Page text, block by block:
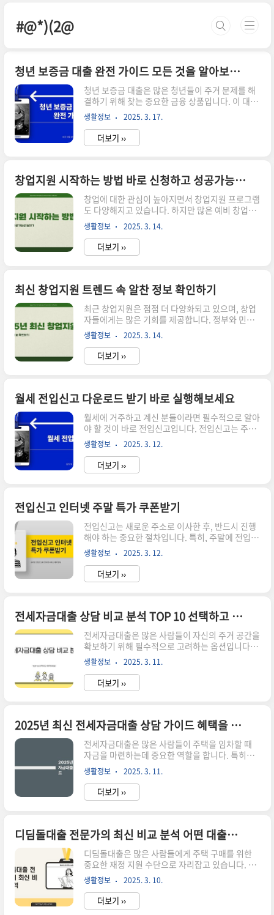
#@*)(2@
청년 보증금 대출 완전 가이드 모든 것을 알아보고 실행하기
청년 보증금 대출은 많은 청년들이 주거 문제를 해
결하기 위해 찾는 중요한 금융 상품입니다. 이 대출
은 보증금 마련에 도움을 주어 안정적인 주거 환경
을 제공하는 데 기여합니다. 많은 청년들이 주택 임
대 시 보증금이 부담스럽다고 느끼기 때문에, 이 대
출은 실질적인 재정 지원이 될 수 있습니다. 본 가이
▼▼▼ 바로 확인 하면 좋은 글 ▼▼▼ 2025년 최
신 청년내일저축계좌 추천 순위 쿠폰 받고 바로가
기 바로가기청년도약계좌 오늘부터 시작 바로가기
2025년 청년도약계좌 신청기간과 방법 공개 바로
가기청년 보증금 대출의 필요성 청년층은 경제적
자립을 이루기 위한 여러 가지 도전에 직면하고 있
습니..
생활정보 2025. 3. 17.
더보기 ››
창업지원 시작하는 방법 바로 신청하고 성공가능성 높이기
창업에 대한 관심이 높아지면서 창업지원 프로그램
도 다양해지고 있습니다. 하지만 많은 예비 창업자
들은 어떻게 시작해야 할지 몰라 주저하게 됩니다.
이 글에서는 창업지원의 시작 방법과 성공 가능성
을 높이는 방법에 대해 자세히 알아보겠습니다.
▼▼▼ 바로 확인 하면 좋은 글 ▼▼▼ 창업지원
노하우 확인하기 바로가기최신 창업지원 트렌드 속
알찬 정보 확인하기 바로가기창업지원 프로그램 이
해하기 창업지원 프로그램은 정부, 지자체, 민간
기관 등이 제공하는 다양한 지원 정책을 포함합니
다. 이러한 프로그램은 재정 지원, 멘토링, 교육, 네
트워킹 기회를 제공합니다. 예를 들어, 중소기업청
에서..
생활정보 2025. 3. 14.
더보기 ››
최신 창업지원 트렌드 속 알찬 정보 확인하기
최근 창업지원은 점점 더 다양화되고 있으며, 창업
자들에게는 많은 기회를 제공합니다. 정부와 민간
기관이 제공하는 다양한 지원 프로그램을 통해 창
업자들은 보다 쉽게 사업을 시작하고 성장할 수 있
습니다. 이러한 지원은 재정적 지원뿐 아니라 멘토
링, 교육, 네트워킹 기회 등 여러 형태로 제공됩니
바로 확인 하면 좋은 글 ▼▼▼ 최신 트렌드를 따라
가는 탄 후라이팬 사용법 바로가기최신 네이버 관
세계산기 업데이트 효율적인 성공 비법 바로가기
2025년 최신 새해전야 출연진 TOP 10 랭킹 바로
가기창업지원의 주요 형태 창업지원은 크게 재정
지원, 멘토링 및 컨설팅, 네트워킹 기회 등으로 나
눌 ..
생활정보 2025. 3. 14.
더보기 ››
월세 전입신고 다운로드 받기 바로 실행해보세요
월세에 거주하고 계신 분들이라면 필수적으로 알아
야 할 것이 바로 전입신고입니다. 전입신고는 주민
등록을 새로운 주소로 옮기는 과정으로, 이는 법적
으로 중요한 절차입니다. 이 글에서는 월세 전입신
고 하는 법에 대해 자세히 알아보겠습니다. 전입신
고를 통해 여러 가지 혜택을 받을 수 있으며, 이 과
좋은 글 ▼▼▼ 청년월세지원금 신청 전 꼭 알아야
할 사항 바로가기월세 전입신고 하는법 최신 업데
이트 및 가입 방법 안내 바로가기월세계약 갱신청
구권 TOP 5 비교 분석결과 바로가기전입신고란 무
엇인가요? 전입신고는 주민등록법에 따라 새로운
거주지로 주민등록을 옮기는 절차입니다. 이 과정
은 법적 ..
생활정보 2025. 3. 12.
더보기 ››
전입신고 인터넷 주말 특가 쿠폰받기
전입신고는 새로운 주소로 이사한 후, 반드시 진행
해야 하는 중요한 절차입니다. 특히, 주말에 전입신
고를 인터넷으로 하는 방법과 함께 특가 쿠폰을 받
는 방법에 대해 알아보겠습니다. 이 글을 통해 전입
신고를 보다 쉽게 진행하고, 혜택도 놓치지 않도록
하세요. ▼▼▼ 바로 확인 하면 좋은 글 ▼▼▼ 인
인하기 바로가기주말 전입신고 인터넷 예약하기 바
로가기 바로가기전입신고란 무엇인가? 전입신고
는 주민등록법에 따라 새로운 주소로 이사한 후, 해
당 주소지 관할 주민센터에 신고하는 절차입니다.
이 신고를 통해 주민등록이 갱신되며, 여러 가지 행
정적 서비스를 제공받을 수 있습니다. 예를 들어,
교육..
생활정보 2025. 3. 12.
더보기 ››
전세자금대출 상담 비교 분석 TOP 10 선택하고 예약하세요
전세자금대출은 많은 사람들이 자신의 주거 공간을
확보하기 위해 필수적으로 고려하는 옵션입니다.
이 글에서는 전세자금대출 상담에 대한 정보를 제
공하고, TOP 10 상담 서비스를 비교 분석해 보도
록 하겠습니다. 각 상담 서비스의 장단점, 조건 및
혜택을 살펴보면서 보다 나은 선택을 할 수 있도록
분석 어떤 상품이 가장 유리할까요 바로가기전세자
금대출 신청 가이드 청년전세자금대출부터 모든 것
바로가기2025년 최신 전세자금대출 상담 가이드
혜택을 챙기고 바로 다운로드 바로가기전세자금대
출이란? 전세자금대출은 주택을 전세로 임대하기
위해 필요한 자금을 대출받는 것을 의미합니다. 보
통 주택의..
생활정보 2025. 3. 11.
더보기 ››
2025년 최신 전세자금대출 상담 가이드 혜택을 챙기고 바로 다운로드
전세자금대출은 많은 사람들이 주택을 임차할 때
자금을 마련하는데 중요한 역할을 합니다. 특히
2025년에는 전세자금대출의 조건이나 혜택이 변
화할 예정이므로, 이에 대한 전세자금대출 상담이
필요합니다. 이번 포스트에서는 전세자금대출의
최신 정보와 상담 방법을 소개하겠습니다. ▼▼▼
년 선물 추천 순위 TOP 5 바로가기소상공인정책자
금 A to Z 2025년 소상공인진흥공단 정책자금 대
출 바로가기전세자금대출의 필요성 이제 막 독립
을 시작한 젊은 세대나, 가족을 이루고 자가 주택이
아닌 전세를 선택한 경우, 전세자금대출은 필수적
입니다. 대출을 통해 필요한 자금을 마련함으로
써,..
생활정보 2025. 3. 11.
더보기 ››
디딤돌대출 전문가의 최신 비교 분석 어떤 대출이 최고
디딤돌대출은 많은 사람들에게 주택 구매를 위한
중요한 재정 지원 수단으로 자리잡고 있습니다. 하
지만 다양한 대출 상품이 존재하므로, 어떤 대출이
가장 적합한지 분석하는 것이 필요합니다. 이번 포
스트에서는 디딤돌대출의 최신 정보와 전문가의 분
석을 통해 어떤 대출이 최고의 선택인지 알아보겠
생활정보 2025. 3. 10.
더보기 ››